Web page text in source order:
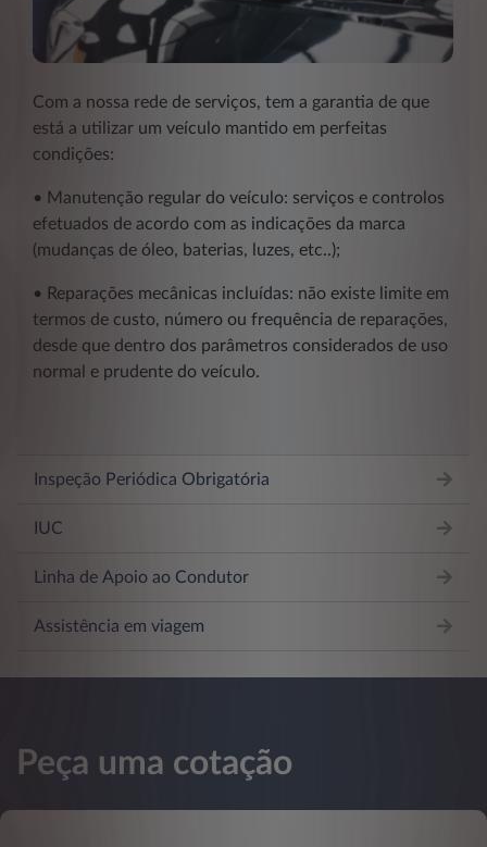
Com a nossa rede de serviços, tem a garantia de que
está a utilizar um veículo mantido em perfeitas
condições:
• Manutenção regular do veículo: serviços e controlos
efetuados de acordo com as indicações da marca
(mudanças de óleo, baterias, luzes, etc..);
• Reparações mecânicas incluídas: não existe limite em
termos de custo, número ou frequência de reparações,
desde que dentro dos parâmetros considerados de uso
normal e prudente do veículo.
Inspeção Periódica Obrigatória
IUC
Linha de Apoio ao Condutor
Assistência em viagem
Peça uma cotação